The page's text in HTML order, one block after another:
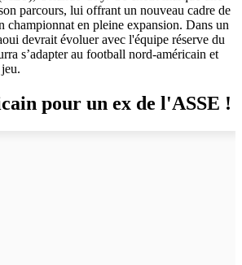
parcours, lui offrant un nouveau cadre de
championnat en pleine expansion. Dans un
devrait évoluer avec l'équipe réserve du
s’adapter au football nord-américain et
pour un ex de l'ASSE !